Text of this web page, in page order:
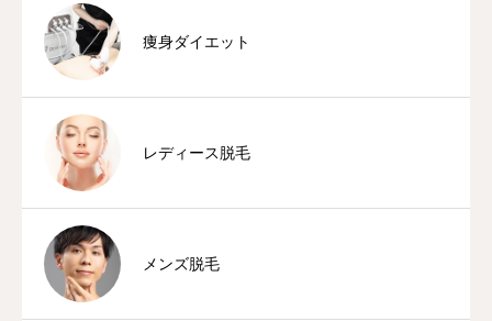
痩身ダイエット
レディース脱毛
メンズ脱毛